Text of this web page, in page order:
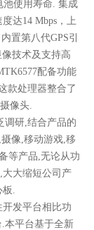
池使用寿命. 集成
达14 Mbps，上
置第八代GPS引
技术及支持高
配备功能
款处理器整合了
像头.
调研,结合产品的
像,移动游戏,移
等产品,无论从功
大缩短公司产
.
发平台相比功
本平台基于全新